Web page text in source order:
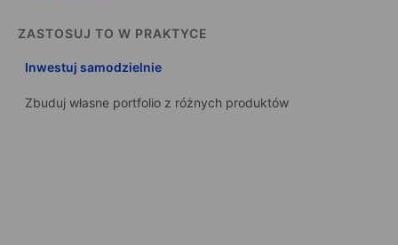
ZASTOSUJ TO W PRAKTYCE
Inwestuj samodzielnie
Zbuduj własne portfolio z różnych produktów